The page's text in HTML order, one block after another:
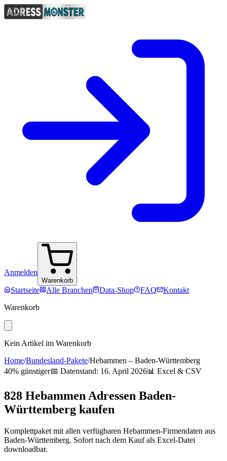
Anmelden
Warenkorb
Startseite Alle Branchen Data-Shop FAQ
Kontakt
Warenkorb
Kein Artikel im Warenkorb
Home/Bundesland-Pakete/Hebammen – Baden-Württemberg
40% günstiger📅 Datenstand: 16. April 2026📊 Excel & CSV
828 Hebammen Adressen Baden-
Württemberg kaufen
Komplettpaket mit allen verfügbaren Hebammen-Firmendaten aus
Baden-Württemberg. Sofort nach dem Kauf als Excel-Datei
downloadbar.